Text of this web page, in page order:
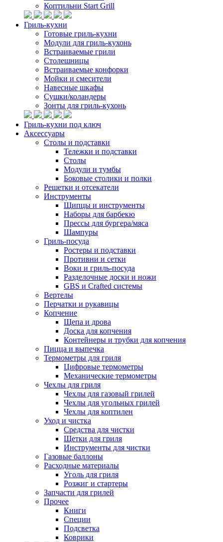
Коптильни Start Grill
Гриль-кухни
Готовые гриль-кухни
Модули для гриль-кухонь
Встраиваемые грили
Столешницы
Встраиваемые конфорки
Мойки и смесители
Навесные шкафы
Сушки/коландеры
Зонты для гриль-кухонь
Гриль-кухни под ключ
Аксессуары
Столы и подставки
Тележки и подставки
Столы
Модули и тумбы
Боковые столики и полки
Решетки и отсекатели
Инструменты
Щипцы и инструменты
Наборы для барбекю
Прессы для бургера/мяса
Шампуры
Гриль-посуда
Ростеры и подставки
Противни и сетки
Воки и гриль-посуда
Разделочные доски и ножи
GBS и Crafted системы
Вертелы
Перчатки и рукавицы
Копчение
Щепа и дрова
Доска для копчения
Контейнеры и трубки для копчения
Пицца и выпечка
Термометры для гриля
Цифровые термометры
Механические термометры
Чехлы для гриля
Чехлы для газовый грилей
Чехлы для угольных грилей
Чехлы для коптилен
Уход и чистка
Средства для чистки
Щетки для гриля
Инструменты для чистки
Газовые баллоны
Расходные материалы
Уголь для гриля
Розжиг и стартеры
Запчасти для грилей
Прочее
Книги
Специи
Подсветка
Коврики